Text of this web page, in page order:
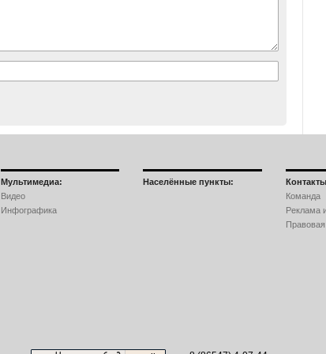
Мультимедиа:
Видео
Инфографика
Населённые пункты:
Команда
Реклама